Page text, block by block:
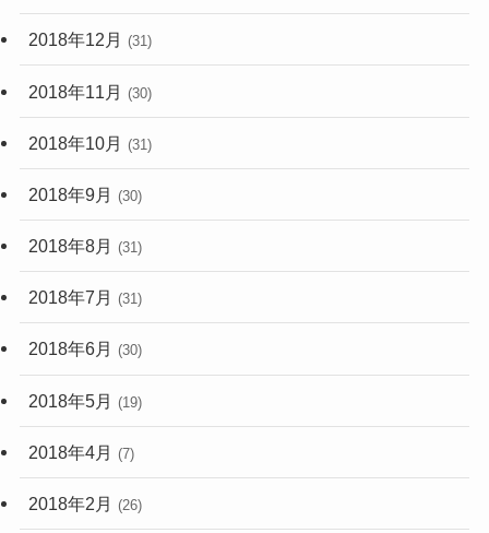
2018年12月 (31)
2018年11月 (30)
2018年10月 (31)
2018年9月 (30)
2018年8月 (31)
2018年7月 (31)
2018年6月 (30)
2018年5月 (19)
2018年4月 (7)
2018年2月 (26)